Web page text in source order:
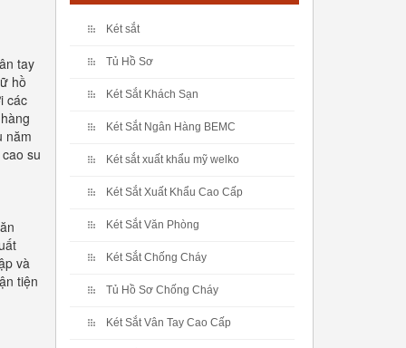
tay
hồ
các
năm
su
và
tiện
Két sắt
Tủ Hồ Sơ
Két Sắt Khách Sạn
Két Sắt Ngân Hàng BEMC
Két sắt xuất khẩu mỹ welko
Két Sắt Xuất Khẩu Cao Cấp
Két Sắt Văn Phòng
Két Sắt Chống Cháy
Tủ Hồ Sơ Chống Cháy
Két Sắt Vân Tay Cao Cấp